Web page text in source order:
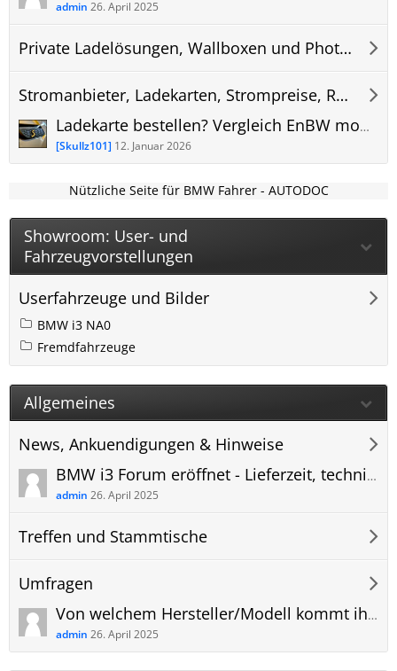
admin 26. April 2025
Private Ladelösungen, Wallboxen und Photovoltaik (PV) Anlagen
Stromanbieter, Ladekarten, Strompreise, Roaming und Abrechnung
Ladekarte bestellen? Vergleich EnBW mobility+ ADAC e-Charge Maingau Stadtwerke App oder?
[Skullz101] 12. Januar 2026
Nützliche Seite für BMW Fahrer - AUTODOC
Showroom: User- und
Fahrzeugvorstellungen
Userfahrzeuge und Bilder
BMW i3 NA0
Fremdfahrzeuge
Allgemeines
News, Ankuendigungen & Hinweise
BMW i3 Forum eröffnet - Lieferzeit, technische Daten, Anhängerkupplung und mehr
admin 26. April 2025
Treffen und Stammtische
Umfragen
Von welchem Hersteller/Modell kommt ihr und warum wechselt ihr zum BMW i3 NA0?
admin 26. April 2025